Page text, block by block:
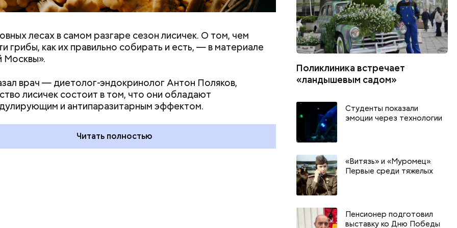
пьяного
праздники
и мире 5
День качания на качелях и
День шампанского: какие
праздники отмечают в России
и мире 4 августа
День арбуза и День поцелуев
отмечают в России и мире 3
августа
холостяка:
отмечают в
лесах в самом разгаре сезон лисичек. О том, чем
грибы, как их правильно собирать и есть, — в материале
Москвы».
врач — диетолог-эндокринолог Антон Поляков,
лисичек состоит в том, что они обладают
и антипаразитарным эффектом.
Читать полностью
Поликлиника встречает
«ландышевым садом»
Студенты показали
эмоции через технологии
«Витязь» и «Муромец».
Первые среди тяжелых
Пенсионер подготовил
выставку ко Дню Победы